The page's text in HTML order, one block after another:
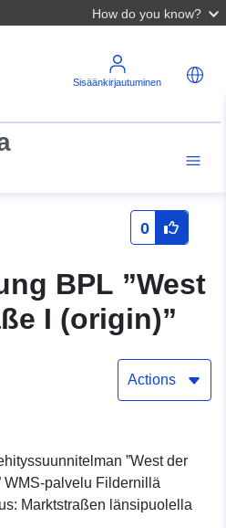
How do you know?
Sisäänkirjautuminen
0
BPL ”West
I (origin)”
Actions
”West der
WMS-palvelu Fildernillä
Marktstraßen länsipuolella